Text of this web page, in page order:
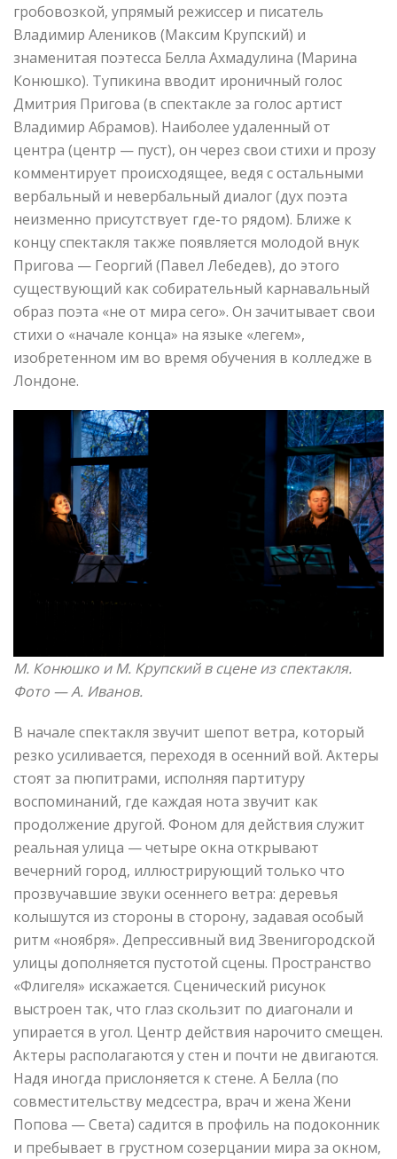
гробовозкой, упрямый режиссер и писатель
Владимир Алеников (Максим Крупский) и
знаменитая поэтесса Белла Ахмадулина (Марина
Конюшко). Тупикина вводит ироничный голос
Дмитрия Пригова (в спектакле за голос артист
Владимир Абрамов). Наиболее удаленный от
центра (центр — пуст), он через свои стихи и прозу
комментирует происходящее, ведя с остальными
вербальный и невербальный диалог (дух поэта
неизменно присутствует где-то рядом). Ближе к
концу спектакля также появляется молодой внук
Пригова — Георгий (Павел Лебедев), до этого
существующий как собирательный карнавальный
образ поэта «не от мира сего». Он зачитывает свои
стихи о «начале конца» на языке «легем»,
изобретенном им во время обучения в колледже в
Лондоне.
М. Конюшко и М. Крупский в сцене из спектакля.
Фото —А. Иванов.
В начале спектакля звучит шепот ветра, который
резко усиливается, переходя в осенний вой. Актеры
стоят за пюпитрами, исполняя партитуру
воспоминаний, где каждая нота звучит как
продолжение другой. Фоном для действия служит
реальная улица — четыре окна открывают
вечерний город, иллюстрирующий только что
прозвучавшие звуки осеннего ветра: деревья
колышутся из стороны в сторону, задавая особый
ритм «ноября». Депрессивный вид Звенигородской
улицы дополняется пустотой сцены. Пространство
«Флигеля» искажается. Сценический рисунок
выстроен так, что глаз скользит по диагонали и
упирается в угол. Центр действия нарочито смещен.
Актеры располагаются у стен и почти не двигаются.
Надя иногда прислоняется к стене. А Белла (по
совместительству медсестра, врач и жена Жени
Попова — Света) садится в профиль на подоконник
и пребывает в грустном созерцании мира за окном,